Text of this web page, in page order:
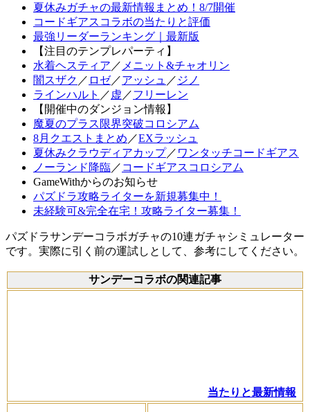
夏休みガチャの最新情報まとめ！8/7開催
コードギアスコラボの当たりと評価
最強リーダーランキング｜最新版
【注目のテンプレパーティ】
水着ヘスティア ／ メニット&チャオリン
闇スザク ／ ロゼ／アッシュ ／ ジノ
ラインハルト ／ 虚 ／フリーレン
【開催中のダンジョン情報】
魔夏のプラス限界突破コロシアム
8月クエストまとめ ／EXラッシュ
夏休みクラウディアカップ／ ワンタッチコードギアス
ノーランド降臨／ コードギアスコロシアム
GameWithからのお知らせ
パズドラ攻略ライターを新規募集中！
未経験可&完全在宅！攻略ライター募集！
パズドラサンデーコラボガチャの10連ガチャシミュレーター
です。実際に引く前の運試しとして、参考にしてください。
サンデーコラボの関連記事
当たりと最新情報